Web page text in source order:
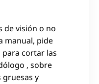
de visión o no
manual, pide
para cortar las
, sobre
gruesas y